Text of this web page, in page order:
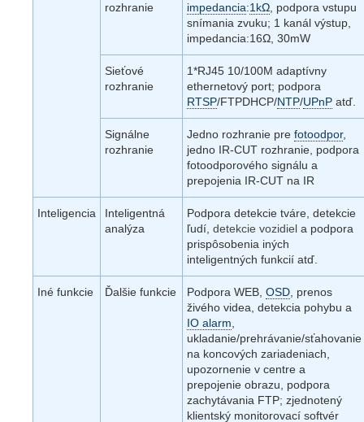
rozhranie
impedancia:1kΩ, podpora vstupu
snímania zvuku; 1 kanál výstup,
impedancia:16Ω, 30mW
Sieťové
rozhranie
1*RJ45 10/100M adaptívny
ethernetový port; podpora
RTSP/FTPDHCP/NTP/UPnP atď.
Signálne
rozhranie
Jedno rozhranie pre fotoodpor,
jedno IR-CUT rozhranie, podpora
fotoodporového signálu a
prepojenia IR-CUT na IR
Inteligencia
Inteligentná
analýza
Podpora detekcie tváre, detekcie
ľudí, detekcie vozidiel a podpora
prispôsobenia iných
inteligentných funkcií atď.
Iné funkcie Ďalšie funkcie Podpora WEB, OSD, prenos
živého videa, detekcia pohybu a
IO alarm,
ukladanie/prehrávanie/sťahovanie
na koncových zariadeniach,
upozornenie v centre a
prepojenie obrazu, podpora
zachytávania FTP; zjednotený
klientský monitorovací softvér